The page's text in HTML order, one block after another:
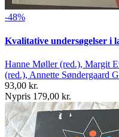
-48%
Kvalitative undersøgelser i
Hanne Møller (red.), Margit
(red.), Annette Søndergaard
93,00 kr.
Nypris 179,00 kr.